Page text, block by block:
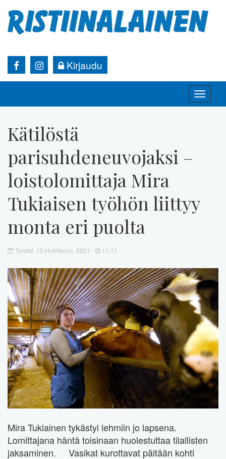
Kirjaudu
Toggle
Kätilöstä
parisuhdeneuvojaksi –
loistolomittaja Mira
Tukiaisen työhön liittyy
monta eri puolta
Torstai, 15 Huhtikuun, 2021 - 11:11
Mira Tukiainen tykästyi lehmiin jo lapsena.
Lomittajana häntä toisinaan huolestuttaa tilallisten
jaksaminen. Vasikat kurottavat päitään kohti